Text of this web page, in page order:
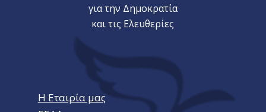
για την Δημοκρατία
και τις Ελευθερίες
Η Εταιρία μας